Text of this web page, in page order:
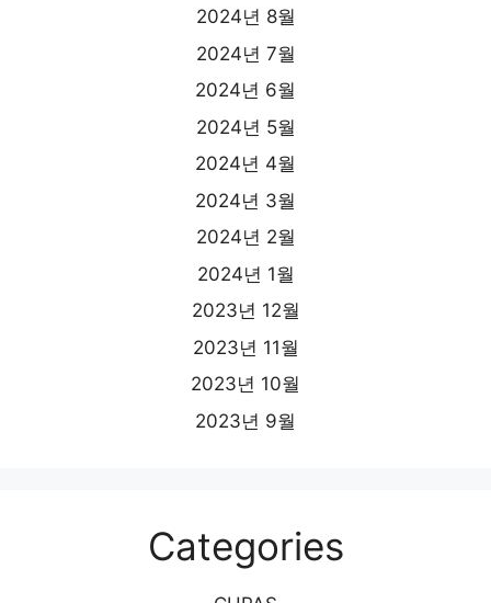
2024년 8월
2024년 7월
2024년 6월
2024년 5월
2024년 4월
2024년 3월
2024년 2월
2024년 1월
2023년 12월
2023년 11월
2023년 10월
2023년 9월
Categories